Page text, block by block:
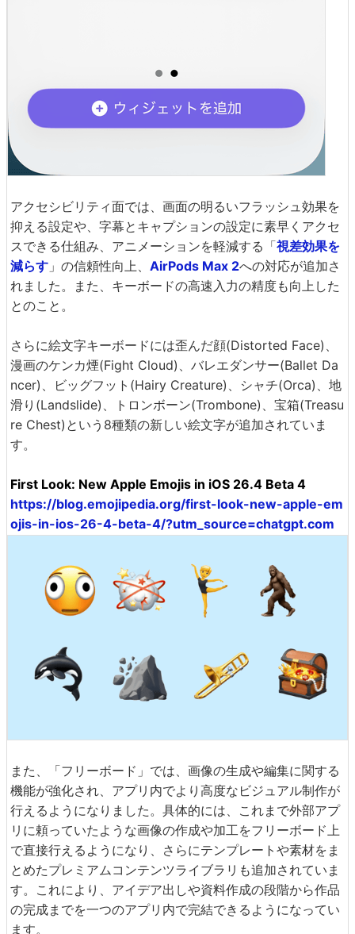
アクセシビリティ面では、画面の明るいフラッシュ効果を
抑える設定や、字幕とキャプションの設定に素早くアクセ
スできる仕組み、アニメーションを軽減する「視差効果を
減らす 」の信頼性向上、 AirPods Max 2への対応が追加さ
れました。また、キーボードの高速入力の精度も向上した
とのこと。
さらに絵文字キーボードには歪んだ顔(Distorted Face)、
漫画のケンカ煙(Fight Cloud)、バレエダンサー(Ballet Da
ncer)、ビッグフット(Hairy Creature)、シャチ(Orca)、地
滑り(Landslide)、トロンボーン(Trombone)、宝箱(Treasu
re Chest)という8種類の新しい絵文字が追加されていま
す。
First Look: New Apple Emojis in iOS 26.4 Beta 4
https://blog.emojipedia.org/first-look-new-apple-em
ojis-in-ios-26-4-beta-4/?utm_source=chatgpt.com
また、「フリーボード」では、画像の生成や編集に関する
機能が強化され、アプリ内でより高度なビジュアル制作が
行えるようになりました。具体的には、これまで外部アプ
リに頼っていたような画像の作成や加工をフリーボード上
で直接行えるようになり、さらにテンプレートや素材をま
とめたプレミアムコンテンツライブラリも追加されていま
す。これにより、アイデア出しや資料作成の段階から作品
の完成までを一つのアプリ内で完結できるようになってい
ます。